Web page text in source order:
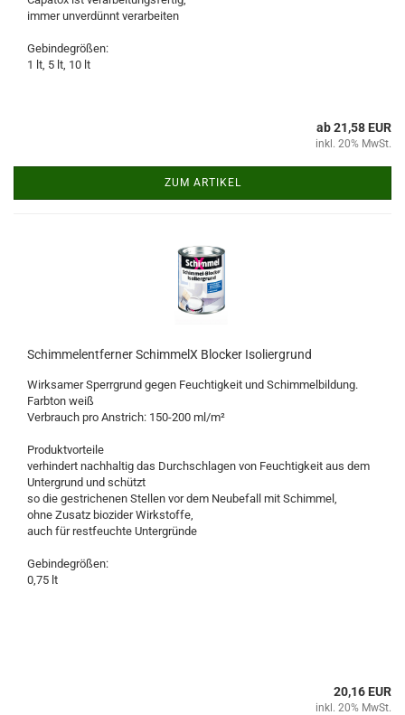
immer unverdünnt verarbeiten
Gebindegrößen:
1 lt, 5 lt, 10 lt
ab 21,58 EUR
inkl. 20% MwSt.
ZUM ARTIKEL
Schimmelentferner SchimmelX Blocker Isoliergrund
Wirksamer Sperrgrund gegen Feuchtigkeit und Schimmelbildung.
Farbton weiß
Verbrauch pro Anstrich: 150-200 ml/m²
Produktvorteile
verhindert nachhaltig das Durchschlagen von Feuchtigkeit aus dem
Untergrund und schützt
so die gestrichenen Stellen vor dem Neubefall mit Schimmel,
ohne Zusatz biozider Wirkstoffe,
auch für restfeuchte Untergründe
Gebindegrößen:
0,75 lt
20,16 EUR
inkl. 20% MwSt.